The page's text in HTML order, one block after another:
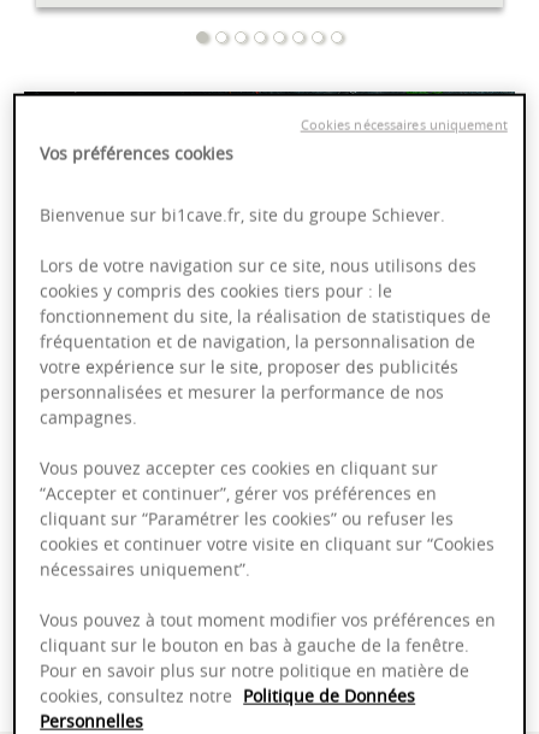
VOIR LA SÉLECTION
VOIR LA SÉLECTION
Vos préférences cookies
Bienvenue sur bi1cave.fr, site du groupe Schiever.
Lors de votre navigation sur ce site, nous utilisons des
cookies y compris des cookies tiers pour : le
fonctionnement du site, la réalisation de statistiques de
fréquentation et de navigation, la personnalisation de
votre expérience sur le site, proposer des publicités
personnalisées et mesurer la performance de nos
campagnes.
Vous pouvez accepter ces cookies en cliquant sur
“Accepter et continuer”, gérer vos préférences en
cliquant sur “Paramétrer les cookies” ou refuser les
cookies et continuer votre visite en cliquant sur “Cookies
nécessaires uniquement”.
Vous pouvez à tout moment modifier vos préférences en
cliquant sur le bouton en bas à gauche de la fenêtre.
Pour en savoir plus sur notre politique en matière de
cookies, consultez notre Politique de Données
Personnelles
Cookies nécessaires uniquement